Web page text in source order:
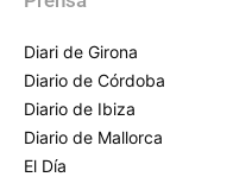
Diari de Girona
Diario de Córdoba
Diario de Ibiza
Diario de Mallorca
El Día